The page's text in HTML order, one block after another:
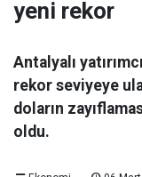
yeni rekor
Antalyalı
rekor seviyeye
doların
oldu.